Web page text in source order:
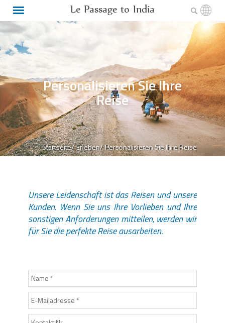
Le Passage to India
Startseite/Erleben/Personalisieren Sie Ihre Reise
Personalisieren Sie Ihre
Reise
Unsere Leidenschaft ist das Reisen und unsere
Kunden. Wenn Sie uns Ihre Vorlieben und Ihre
sonstigen Anforderungen mitteilen, werden wir
für Sie die perfekte Reise ausarbeiten.